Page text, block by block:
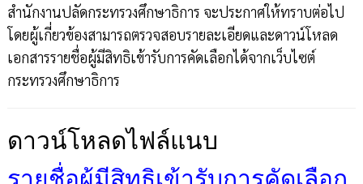
สำนักงานปลัดกระทรวงศึกษาธิการ จะประกาศให้ทราบต่อไป
โดยผู้เกี่ยวข้องสามารถตรวจสอบรายละเอียดและดาวน์โหลด
เอกสารรายชื่อผู้มีสิทธิเข้ารับการคัดเลือกได้จากเว็บไซต์
กระทรวงศึกษาธิการ
ดาวน์โหลดไฟล์แนบ